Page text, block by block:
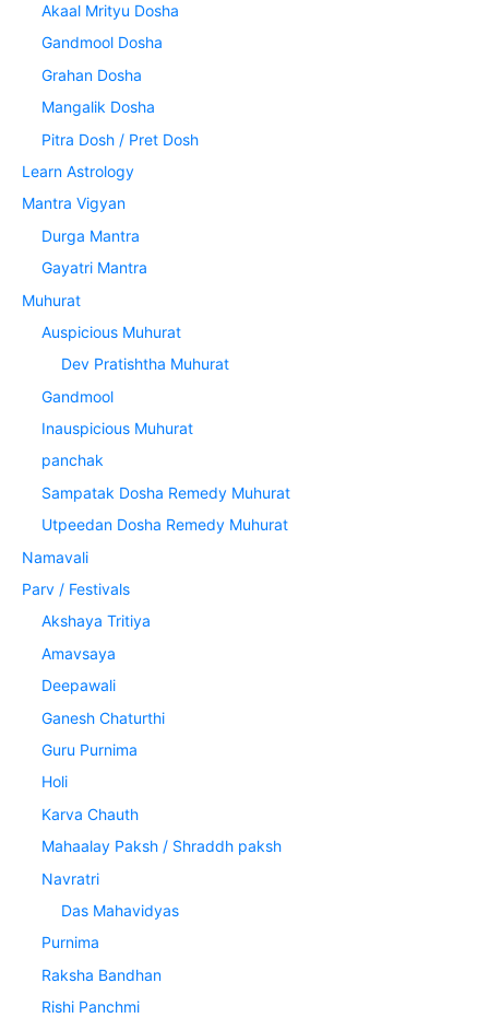
Akaal Mrityu Dosha
Gandmool Dosha
Grahan Dosha
Mangalik Dosha
Pitra Dosh / Pret Dosh
Learn Astrology
Mantra Vigyan
Durga Mantra
Gayatri Mantra
Muhurat
Auspicious Muhurat
Dev Pratishtha Muhurat
Gandmool
Inauspicious Muhurat
panchak
Sampatak Dosha Remedy Muhurat
Utpeedan Dosha Remedy Muhurat
Namavali
Parv / Festivals
Akshaya Tritiya
Amavsaya
Deepawali
Ganesh Chaturthi
Guru Purnima
Holi
Karva Chauth
Mahaalay Paksh / Shraddh paksh
Navratri
Das Mahavidyas
Purnima
Raksha Bandhan
Rishi Panchmi